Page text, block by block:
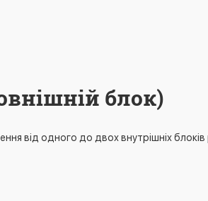
блок)
від одного до двох внутрішніх блоків